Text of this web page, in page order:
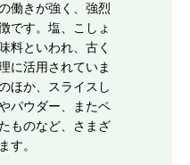
働きが強く、強烈
です。塩、こしょ
料といわれ、古く
に活用されていま
ほか、スライスし
パウダー、またペ
ものなど、さまざ
す。